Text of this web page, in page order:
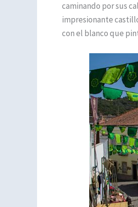
caminando por sus
impresionante
con el blanco que